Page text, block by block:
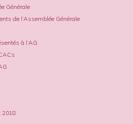
Générale
de l’Assemblée Générale
à l’AG
2018